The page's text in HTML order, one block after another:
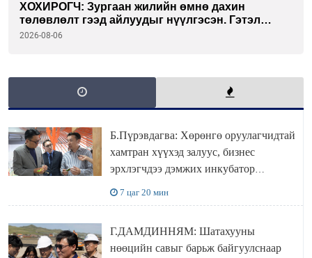
ХОХИРОГЧ: Зургаан жилийн өмнө дахин
төлөвлөлт гээд айлуудыг нүүлгэсэн. Гэтэл
одоог хүртэл хашаа байшин ч байхгүй, орон
2026-08-06
Б.Пүрэвдагва: Хөрөнгө оруулагчидтай
хамтран хүүхэд залуус, бизнес
эрхлэгчдээ дэмжих инкубатор
7 цаг 20 мин
Г.ДАМДИННЯМ: Шатахууны
нөөцийн савыг барьж байгуулснаар